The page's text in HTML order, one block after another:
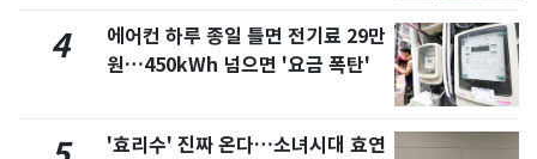
4
에어컨 하루 종일 틀면 전기료 29만
원…450kWh 넘으면 '요금 폭탄'
'효리수' 진짜 온다…소녀시대 효연